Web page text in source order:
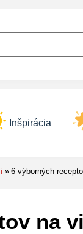
Inšpirácia
6 výborných
na